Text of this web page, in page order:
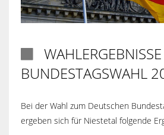
BAUEN & KLIMASCHUTZ
BUNDESTAGSWAHL
Bei der Wahl zum Deutschen
ergeben sich für Niestetal folgende